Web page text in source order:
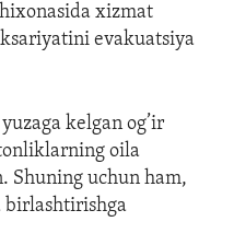
xizmat
evakuatsiya
kelgan og’ir
oila
Shuning uchun ham,
birlashtirishga